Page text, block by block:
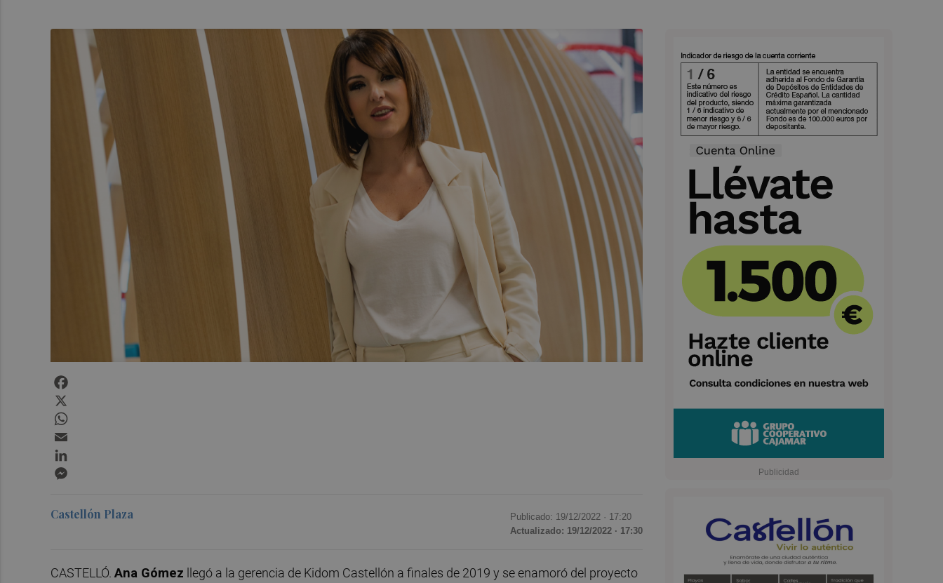
Castellón Plaza Publicado: 19/12/2022 · 17:20
Actualizado: 19/12/2022 · 17:30
CASTELLÓ. Ana Gómez llegó a la gerencia de Kidom Castellón a finales de 2019 y se enamoró del proyecto